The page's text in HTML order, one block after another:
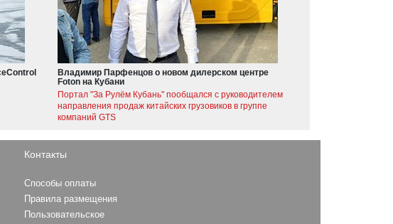
Владимир Парфенцов о новом дилерском центре
Foton на Кубани
Портал "За Рулём Кубань" пообщался с руководителем
направления продаж китайских грузовиков в группе
компаний GTS
Контакты
Способы оплаты
Правила размещения
Пользовательское